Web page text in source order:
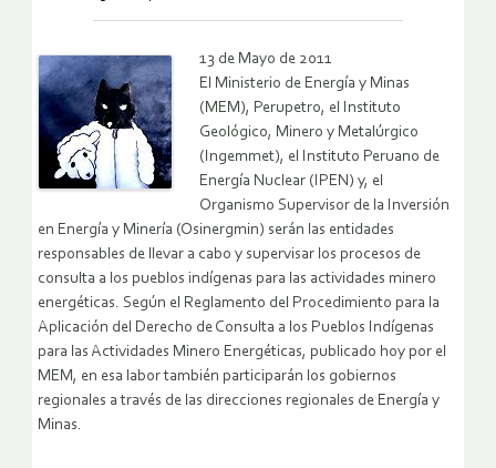
13 de Mayo de 2011
El Ministerio de Energía y Minas
(MEM), Perupetro, el Instituto
Geológico, Minero y Metalúrgico
(Ingemmet), el Instituto Peruano de
Energía Nuclear (IPEN) y, el
Organismo Supervisor de la Inversión
en Energía y Minería (Osinergmin) serán las entidades
responsables de llevar a cabo y supervisar los procesos de
consulta a los pueblos indígenas para las actividades minero
energéticas. Según el Reglamento del Procedimiento para la
Aplicación del Derecho de Consulta a los Pueblos Indígenas
para las Actividades Minero Energéticas, publicado hoy por el
MEM, en esa labor también participarán los gobiernos
regionales a través de las direcciones regionales de Energía y
Minas.